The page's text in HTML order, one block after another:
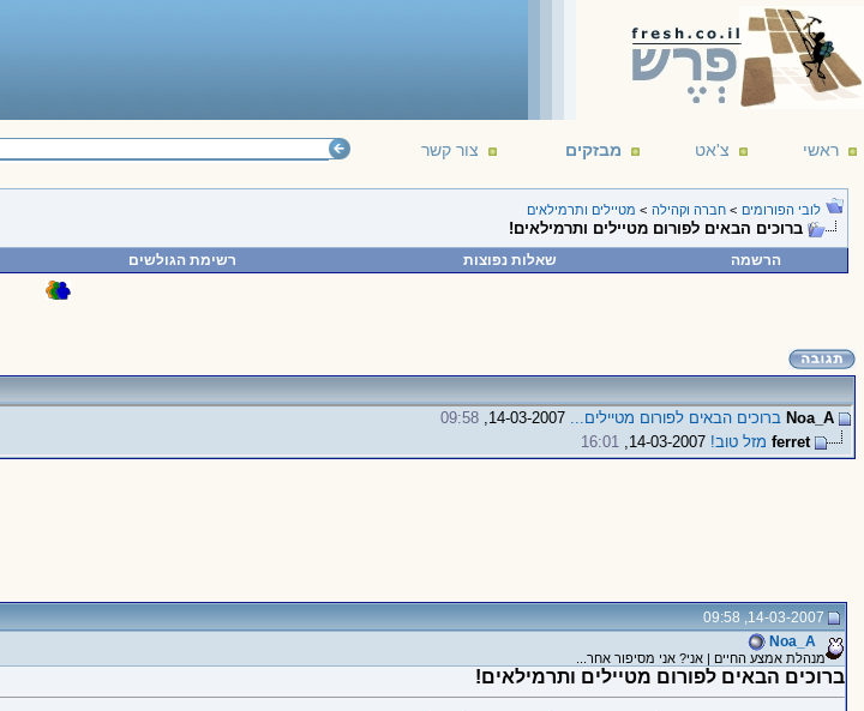
ראשי צ'אט מבזקים צור קשר
לובי הפורומים > חברה וקהילה > מטיילים ותרמילאים
ברוכים הבאים לפורום מטיילים ותרמילאים!
הרשמה שאלות נפוצות רשימת הגולשים
Noa_A ברוכים הבאים לפורום מטיילים...
09:58
ferret מזל טוב! 16:01
14-03-2007, 09:58
Noa_A
מנהלת אמצע החיים | אני? אני מסיפור אחר...
ברוכים הבאים לפורום מטיילים ותרמילאים!